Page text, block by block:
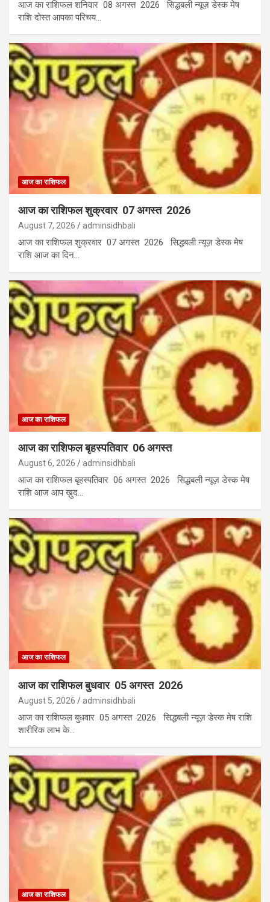
आज का राशिफल शनिवार 08 अगस्त 2026 सिद्धबली न्यूज़ डेस्क मेष
राशि दोस्त आपका परिचय…
आज का राशिफल
आज का राशिफल शुक्रवार 07 अगस्त 2026
August 7, 2026 adminsidhbali
आज का राशिफल शुक्रवार 07 अगस्त 2026 सिद्धबली न्यूज़ डेस्क मेष
राशि आज का दिन…
आज का राशिफल
आज का राशिफल बृहस्पतिवार 06 अगस्त
August 6, 2026 adminsidhbali
आज का राशिफल बृहस्पतिवार 06 अगस्त 2026 सिद्धबली न्यूज़ डेस्क मेष
राशि आज आप ख़ुद…
आज का राशिफल
आज का राशिफल बुधवार 05 अगस्त 2026
August 5, 2026 adminsidhbali
आज का राशिफल बुधवार 05 अगस्त 2026 सिद्धबली न्यूज़ डेस्क मेष राशि
शारीरिक लाभ के…
आज का राशिफल